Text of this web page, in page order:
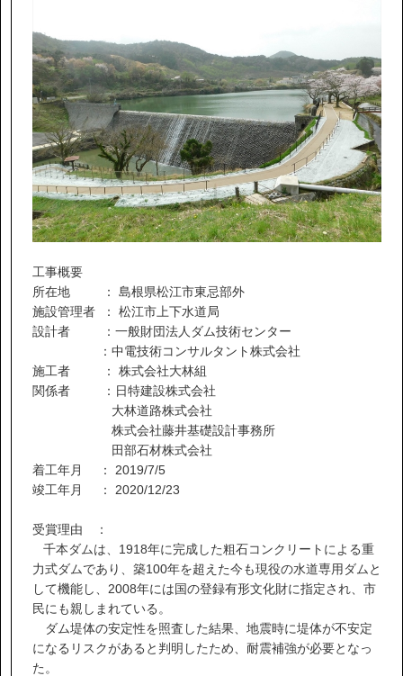
工事概要
所在地 ： 島根県松江市東忌部外
施設管理者 ： 松江市上下水道局
設計者 ：一般財団法人ダム技術センター
：中電技術コンサルタント株式会社
施工者 ： 株式会社大林組
関係者 ：日特建設株式会社
大林道路株式会社
株式会社藤井基礎設計事務所
田部石材株式会社
着工年月 ： 2019/7/5
竣工年月 ： 2020/12/23
受賞理由 ：
千本ダムは、1918年に完成した粗石コンクリートによる重
力式ダムであり、築100年を超えた今も現役の水道専用ダムと
して機能し、2008年には国の登録有形文化財に指定され、市
民にも親しまれている。
ダム堤体の安定性を照査した結果、地震時に堤体が不安定
になるリスクがあると判明したため、耐震補強が必要となっ
た。